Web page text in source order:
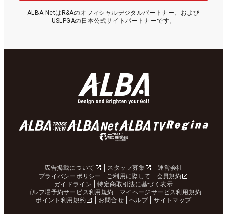
ALBA NetはR&Aのオフィシャルデジタルパートナー、および
USLPGAの日本公式サイトパートナーです。
広告掲載について スタッフ募集
運営会社
プライバシーポリシー
ご利用に際して
会員規約
ガイドライン
特定商取引法に基づく表示
ゴルフ場予約サービス利用規約
マイページサービス利用規約
ポイント利用規約
お問合せ ヘルプ サイトマップ